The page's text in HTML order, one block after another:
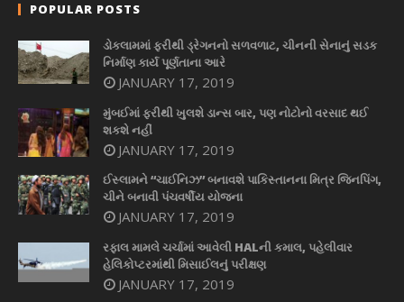
POPULAR POSTS
ડોકલામમાં ફરીથી ડ્રેગનનો સળવળાટ, ચીનની સેનાનું સડક
નિર્માણ કાર્ય પૂર્ણતાના આરે
JANUARY 17, 2019
મુંબઈમાં ફરીથી ખુલશે ડાન્સ બાર, પણ નોટોનો વરસાદ થઈ
શકશે નહીં
JANUARY 17, 2019
ઈસ્લામને “ચાઈનિઝ” બનાવશે પાકિસ્તાનના મિત્ર જિનપિંગ,
ચીને બનાવી પંચવર્ષીય યોજના
JANUARY 17, 2019
રફાલ મામલે ચર્ચામાં આવેલી HALની કમાલ, પહેલીવાર
હેલિકોપ્ટરમાંથી મિસાઈલનું પરીક્ષણ
JANUARY 17, 2019